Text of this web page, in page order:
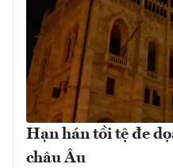
Hạn hán tồi tệ đe
châu Âu